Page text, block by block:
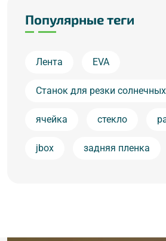
Популярные теги
Лента EVA
Станок для резки
ячейка стекло
jbox задняя пленка